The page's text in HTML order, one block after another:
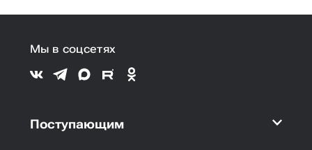
Мы в соцсетях
Поступающим